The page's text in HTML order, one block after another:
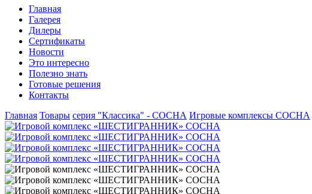
Главная
Галерея
Дилеры
Сертификаты
Новости
Это интересно
Полезно знать
Готовые решения
Контакты
Главная Товары серия "Классика" - СОСНА Игровые комплексы СОСНА